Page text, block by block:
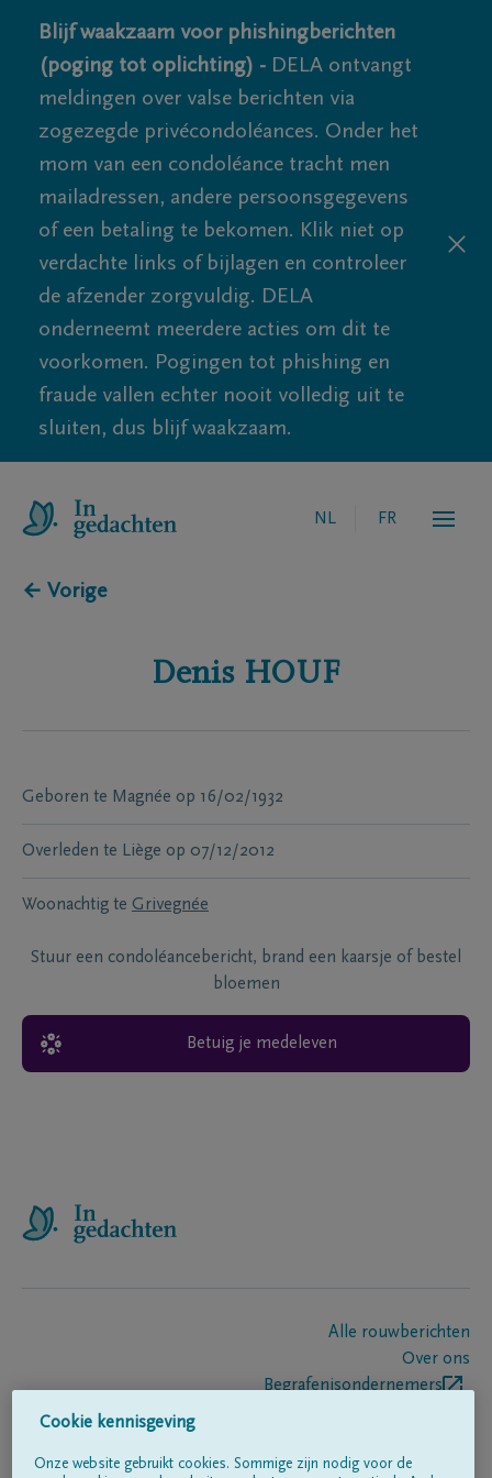
Blijf waakzaam voor phishingberichten
(poging tot oplichting) - DELA ontvangt
meldingen over valse berichten via
zogezegde privécondoléances. Onder het
mom van een condoléance tracht men
mailadressen, andere persoonsgegevens
of een betaling te bekomen. Klik niet op
verdachte links of bijlagen en controleer
de afzender zorgvuldig. DELA
onderneemt meerdere acties om dit te
voorkomen. Pogingen tot phishing en
fraude vallen echter nooit volledig uit te
sluiten, dus blijf waakzaam.
NL FR
← Vorige
Denis HOUF
Geboren te Magnée op 16/02/1932
Overleden te Liège op 07/12/2012
Woonachtig te Grivegnée
Stuur een condoléancebericht, brand een kaarsje of bestel
bloemen
Betuig je medeleven
Alle rouwberichten
Over ons
Begrafenisondernemers
Cookie kennisgeving
Onze website gebruikt cookies. Sommige zijn nodig voor de